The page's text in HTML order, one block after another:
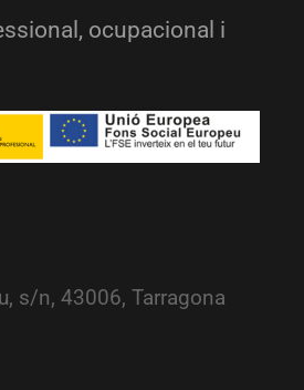
ocupacional i
s/n, 43006, Tarragona